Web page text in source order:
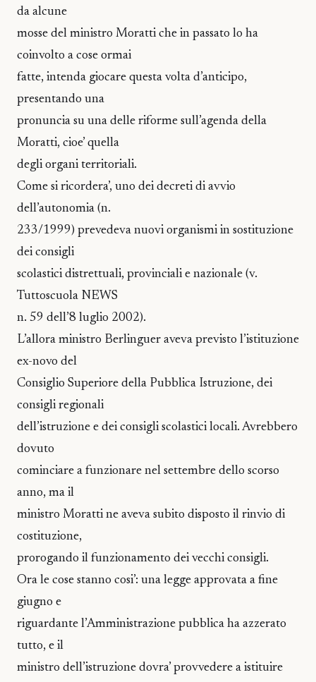
da alcune
mosse del ministro Moratti che in passato lo ha
coinvolto a cose ormai
fatte, intenda giocare questa volta d’anticipo,
presentando una
pronuncia su una delle riforme sull’agenda della
Moratti, cioe’ quella
degli organi territoriali.
Come si ricordera’, uno dei decreti di avvio
dell’autonomia (n.
233/1999) prevedeva nuovi organismi in sostituzione
dei consigli
scolastici distrettuali, provinciali e nazionale (v.
Tuttoscuola NEWS
n. 59 dell’8 luglio 2002).
L’allora ministro Berlinguer aveva previsto l’istituzione
ex-novo del
Consiglio Superiore della Pubblica Istruzione, dei
consigli regionali
dell’istruzione e dei consigli scolastici locali. Avrebbero
dovuto
cominciare a funzionare nel settembre dello scorso
anno, ma il
ministro Moratti ne aveva subito disposto il rinvio di
costituzione,
prorogando il funzionamento dei vecchi consigli.
Ora le cose stanno cosi’: una legge approvata a fine
giugno e
riguardante l’Amministrazione pubblica ha azzerato
tutto, e il
ministro dell’istruzione dovra’ provvedere a istituire